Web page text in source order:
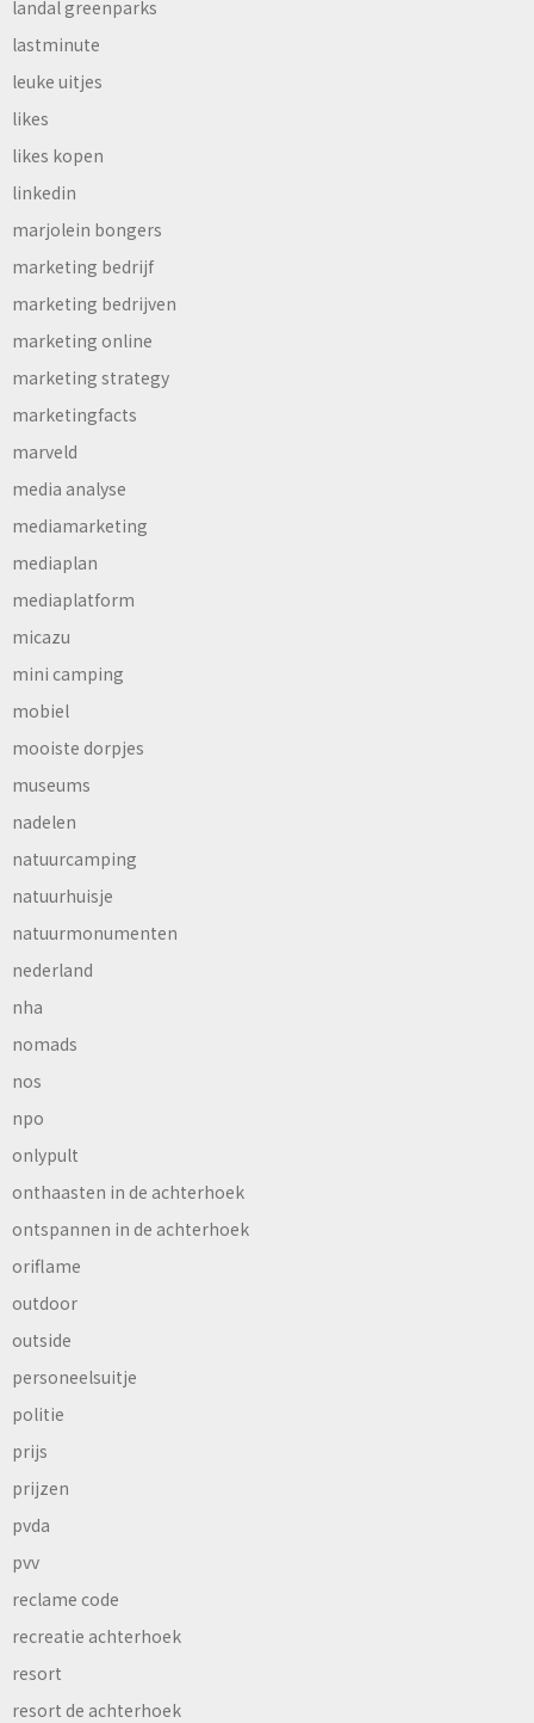
landal greenparks
lastminute
leuke uitjes
likes
likes kopen
linkedin
marjolein bongers
marketing bedrijf
marketing bedrijven
marketing online
marketing strategy
marketingfacts
marveld
media analyse
mediamarketing
mediaplan
mediaplatform
micazu
mini camping
mobiel
mooiste dorpjes
museums
nadelen
natuurcamping
natuurhuisje
natuurmonumenten
nederland
nha
nomads
nos
npo
onlypult
onthaasten in de achterhoek
ontspannen in de achterhoek
oriflame
outdoor
outside
personeelsuitje
politie
prijs
prijzen
pvda
pvv
reclame code
recreatie achterhoek
resort
resort de achterhoek